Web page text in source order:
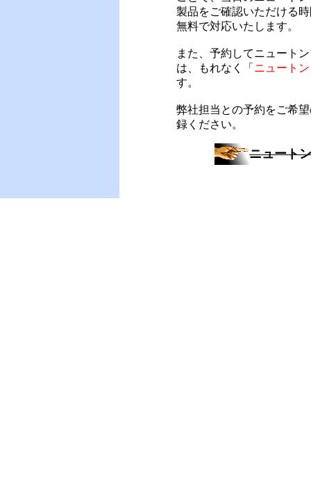
製品をご確認いただける
無料で対応いたします。
また、予約してニュート
は、もれなく「 ニュート
す。
弊社担当との予約をご希
録ください。
ニュート